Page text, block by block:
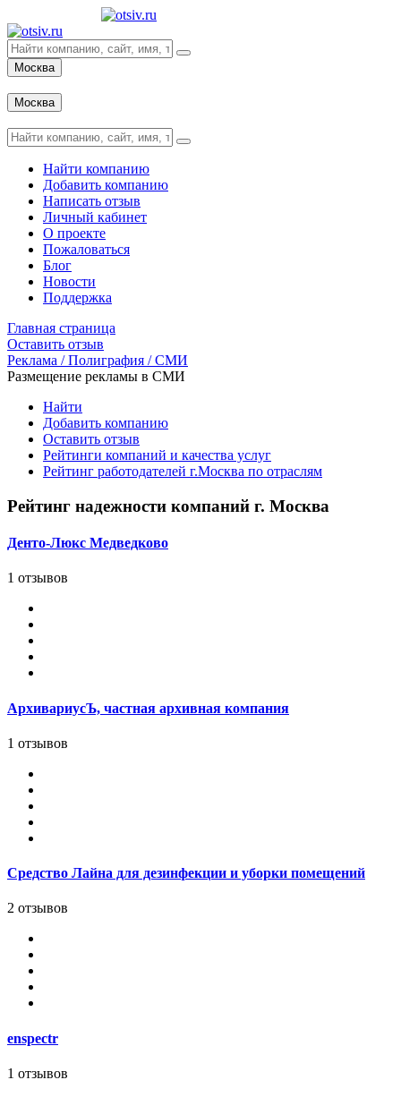
Москва
Москва
Найти компанию
Добавить компанию
Написать отзыв
Личный кабинет
О проекте
Пожаловаться
Блог
Новости
Поддержка
Главная страница
Оставить отзыв
Реклама / Полиграфия / СМИ
Размещение рекламы в СМИ
Найти
Добавить компанию
Оставить отзыв
Рейтинги компаний и качества услуг
Рейтинг работодателей г.Москва по отраслям
Рейтинг надежности компаний г. Москва
Денто-Люкс Медведково
1 отзывов
АрхивариусЪ, частная архивная компания
1 отзывов
Средство Лайна для дезинфекции и уборки помещений
2 отзывов
enspectr
1 отзывов